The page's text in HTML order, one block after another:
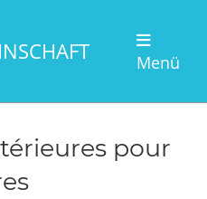
Menü
pour